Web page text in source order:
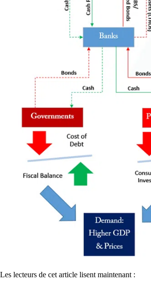
Les lecteurs de cet article lisent maintenant :